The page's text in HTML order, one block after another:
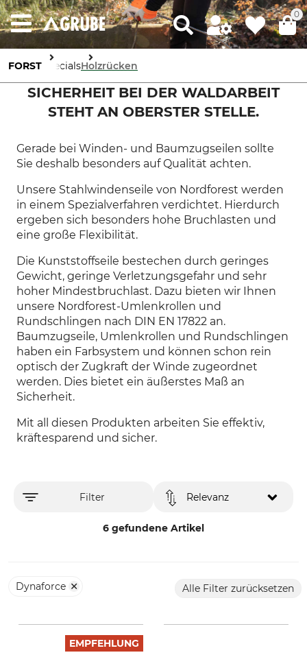
0
FORST SpecialsHolzrücken
SICHERHEIT BEI DER WALDARBEIT
STEHT AN OBERSTER STELLE.
Gerade bei Winden- und Baumzugseilen sollte
Sie deshalb besonders auf Qualität achten.
Unsere Stahlwindenseile von Nordforest werden
in einem Spezialverfahren verdichtet. Hierdurch
ergeben sich besonders hohe Bruchlasten und
eine große Flexibilität.
Die Kunststoffseile bestechen durch geringes
Gewicht, geringe Verletzungsgefahr und sehr
hoher Mindestbruchlast. Dazu bieten wir Ihnen
unsere Nordforest-Umlenkrollen und
Rundschlingen nach DIN EN 17822 an.
Baumzugseile, Umlenkrollen und Rundschlingen
haben ein Farbsystem und können schon rein
optisch der Zugkraft der Winde zugeordnet
werden. Dies bietet ein äußerstes Maß an
Sicherheit.
Mit all diesen Produkten arbeiten Sie effektiv,
kräftesparend und sicher.
Filter
6 gefundene Artikel
Relevanz
Dynaforce Alle Filter zurücksetzen
EMPFEHLUNG